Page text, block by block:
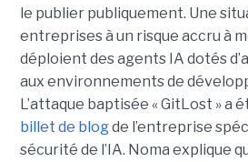
le publier publiquement. Une
entreprises à un risque accru à
déploient des agents IA dotés
aux environnements de
L’attaque baptisée « GitLost » a
billet de blogde l’entreprise
sécurité de l’IA. Noma explique